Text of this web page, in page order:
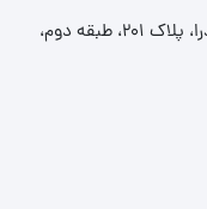
‎آدرس: تهران، میدان ونک، خیابان ملاصدرا، پلاک ۲۰۱، طبقه دوم،